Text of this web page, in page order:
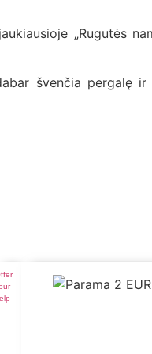
„Rugutės
švenčia pergalę ir